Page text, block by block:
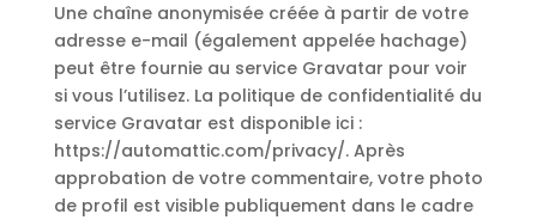
Une chaîne anonymisée créée à partir de votre
adresse e-mail (également appelée hachage)
peut être fournie au service Gravatar pour voir
si vous l’utilisez. La politique de confidentialité du
service Gravatar est disponible ici :
https://automattic.com/privacy/. Après
approbation de votre commentaire, votre photo
de profil est visible publiquement dans le cadre